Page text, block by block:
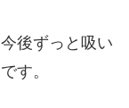
後ずっと吸い
す。